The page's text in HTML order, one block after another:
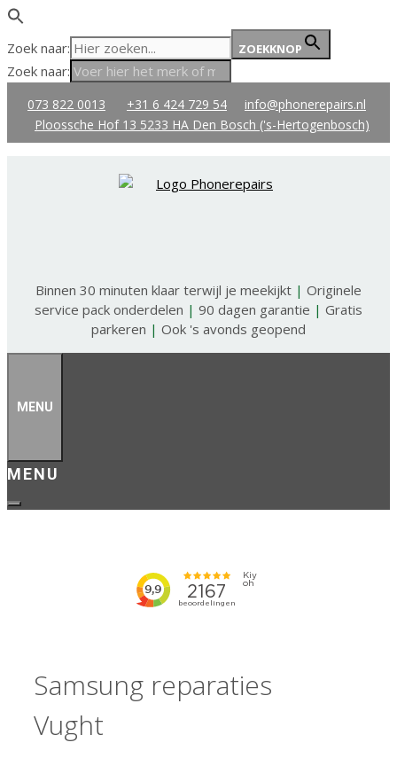
Zoek naar: ZOEKKNOP
Zoek naar:
naar073 822 0013 +31 6 424 729 54
info@phonerepairs.nl
Ploossche Hof 13 5233 HA Den Bosch ('s-Hertogenbosch)
Binnen 30 minuten klaar terwijl je meekijkt | Originele
service pack onderdelen | 90 dagen garantie | Gratis
parkeren | Ook 's avonds geopend
MENU
Samsung reparaties
Vught